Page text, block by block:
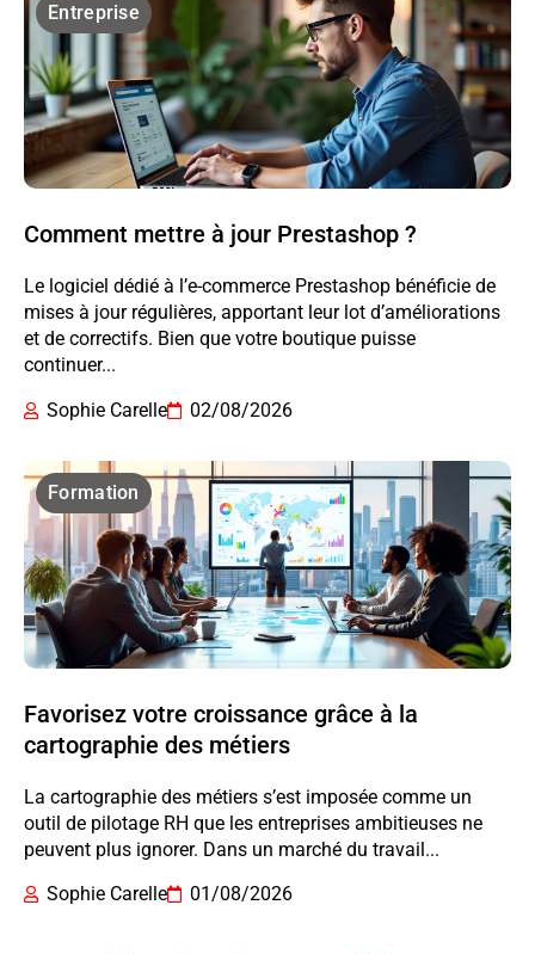
Entreprise
Comment mettre à jour Prestashop ?
Le logiciel dédié à l’e-commerce Prestashop bénéficie de
mises à jour régulières, apportant leur lot d’améliorations
et de correctifs. Bien que votre boutique puisse
continuer...
Sophie Carelle
02/08/2026
Formation
Favorisez votre croissance grâce à la
cartographie des métiers
La cartographie des métiers s’est imposée comme un
outil de pilotage RH que les entreprises ambitieuses ne
peuvent plus ignorer. Dans un marché du travail...
Sophie Carelle
01/08/2026